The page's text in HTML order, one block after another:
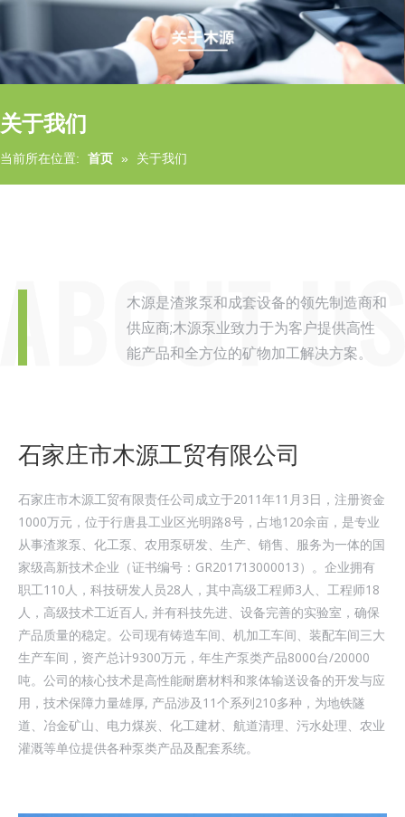
关于我们
当前所在位置: 首页 » 关于我们
木源是渣浆泵和成套设备的领先制造商和
供应商;木源泵业致力于为客户提供高性
能产品和全方位的矿物加工解决方案。
石家庄市木源工贸有限公司
石家庄市木源工贸有限责任公司成立于2011年11月3日，注册资金
1000万元，位于行唐县工业区光明路8号，占地120余亩，是专业
从事渣浆泵、化工泵、农用泵研发、生产、销售、服务为一体的国
家级高新技术企业（证书编号：GR201713000013）。企业拥有
职工110人，科技研发人员28人，其中高级工程师3人、工程师18
人，高级技术工近百人, 并有科技先进、设备完善的实验室，确保
产品质量的稳定。公司现有铸造车间、机加工车间、装配车间三大
生产车间，资产总计9300万元，年生产泵类产品8000台/20000
吨。公司的核心技术是高性能耐磨材料和浆体输送设备的开发与应
用，技术保障力量雄厚, 产品涉及11个系列210多种，为地铁隧
道、冶金矿山、电力煤炭、化工建材、航道清理、污水处理、农业
灌溉等单位提供各种泵类产品及配套系统。